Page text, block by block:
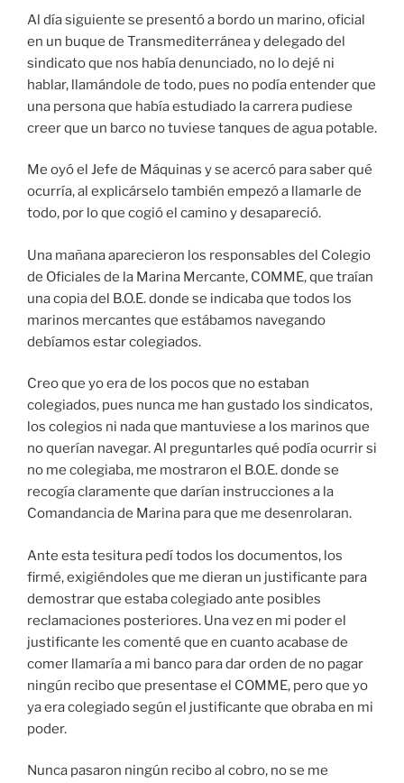
Al día siguiente se presentó a bordo un marino, oficial
en un buque de Transmediterránea y delegado del
sindicato que nos había denunciado, no lo dejé ni
hablar, llamándole de todo, pues no podía entender que
una persona que había estudiado la carrera pudiese
creer que un barco no tuviese tanques de agua potable.
Me oyó el Jefe de Máquinas y se acercó para saber qué
ocurría, al explicárselo también empezó a llamarle de
todo, por lo que cogió el camino y desapareció.
Una mañana aparecieron los responsables del Colegio
de Oficiales de la Marina Mercante, COMME, que traían
una copia del B.O.E. donde se indicaba que todos los
marinos mercantes que estábamos navegando
debíamos estar colegiados.
Creo que yo era de los pocos que no estaban
colegiados, pues nunca me han gustado los sindicatos,
los colegios ni nada que mantuviese a los marinos que
no querían navegar. Al preguntarles qué podía ocurrir si
no me colegiaba, me mostraron el B.O.E. donde se
recogía claramente que darían instrucciones a la
Comandancia de Marina para que me desenrolaran.
Ante esta tesitura pedí todos los documentos, los
firmé, exigiéndoles que me dieran un justificante para
demostrar que estaba colegiado ante posibles
reclamaciones posteriores. Una vez en mi poder el
justificante les comenté que en cuanto acabase de
comer llamaría a mi banco para dar orden de no pagar
ningún recibo que presentase el COMME, pero que yo
ya era colegiado según el justificante que obraba en mi
poder.
Nunca pasaron ningún recibo al cobro, no se me